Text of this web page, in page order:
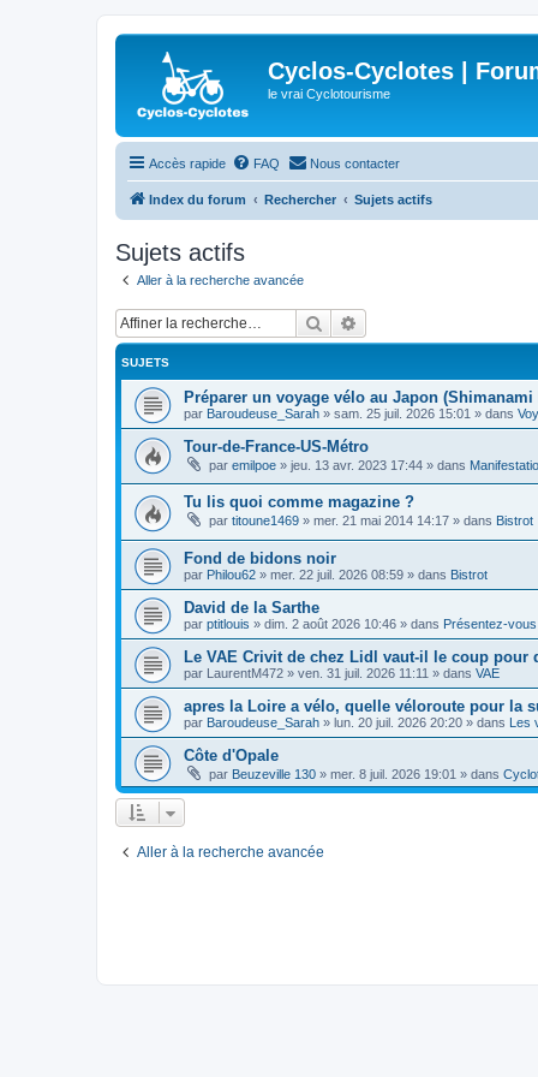
Cyclos-Cyclotes |
le vrai Cyclotourisme
Accès rapide FAQ Nous contacter
Index du forum Rechercher Sujets actifs
Sujets actifs
Aller à la recherche avancée
Rechercher
SUJETS
Préparer un voyage vélo au Japon
par Baroudeuse_Sarah » sam. 25 juil. 2026 15:01 » dans
Tour-de-France-US-Métro
par emilpoe » jeu. 13 avr. 2023 17:44 » dans
Tu lis quoi comme magazine ?
par titoune1469 » mer. 21 mai 2014 14:17 » dans Bistrot
Fond de bidons noir
par Philou62 » mer. 22 juil. 2026 08:59 » dans Bistrot
David de la Sarthe
par ptitlouis » dim. 2 août 2026 10:46 » dans Présentez-vous
Le VAE Crivit de chez Lidl vaut-il le coup pour
par LaurentM472 » ven. 31 juil. 2026 11:11 » dans VAE
apres la Loire a vélo, quelle véloroute pour la
par Baroudeuse_Sarah » lun. 20 juil. 2026 20:20 » dans Les
Côte d'Opale
par Beuzeville 130 » mer. 8 juil. 2026 19:01 » dans
Aller à la recherche avancée